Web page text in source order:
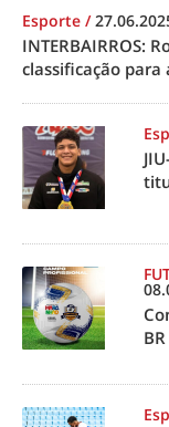
Esporte /
INTERBAIRROS:
classificação